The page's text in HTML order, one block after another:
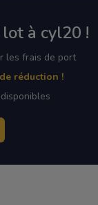
à cyl20 !
les frais de port
réduction !